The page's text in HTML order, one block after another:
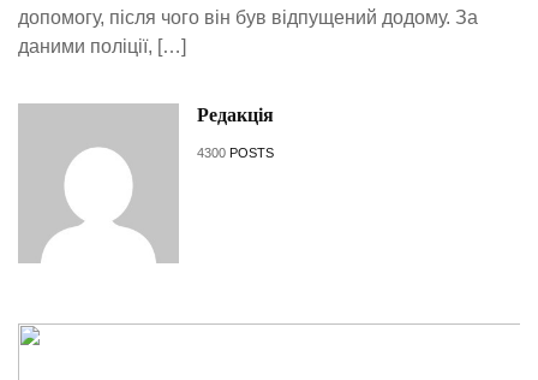
допомогу, після чого він був відпущений додому. За
даними поліції, […]
Редакція
4300 POSTS